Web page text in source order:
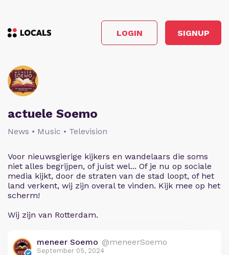
LOGIN SIGNUP
actuele Soemo
News • Music • Television
Voor nieuwsgierige kijkers en wandelaars die soms
niet alles begrijpen, of juist wel... Of je nu op sociale
media kijkt, door de straten van de stad loopt, of het
land verkent, wij zijn overal te vinden. Kijk mee op het
scherm!
Wij zijn van Rotterdam.
meneer Soemo @meneerSoemo
September 05, 2024